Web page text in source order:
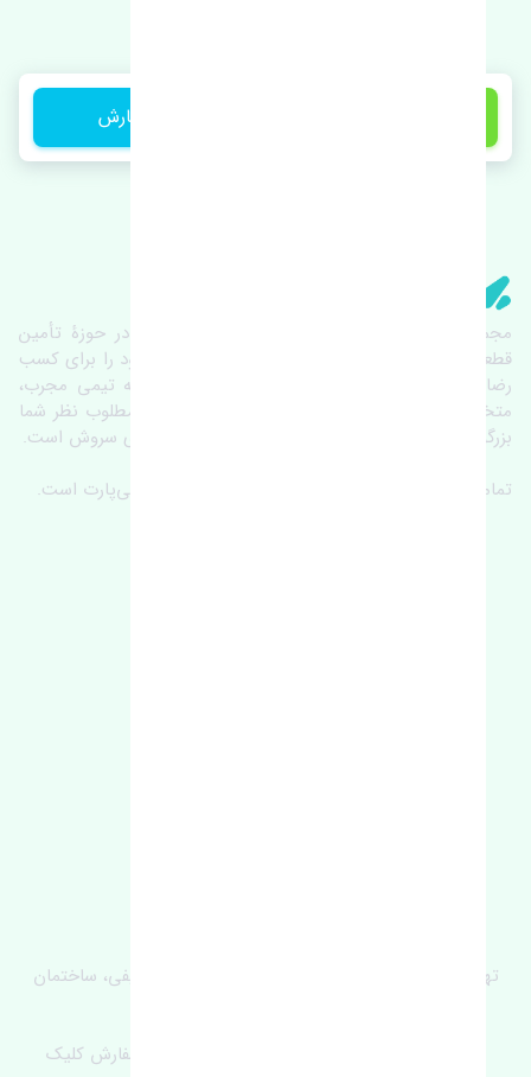
ثبت سفارش
مجموعۀ تنشی پارت از سال ١٣٩٣ فعالیت خود را در حوزۀ تأمین
قطعات خودرو آغاز نموده و در این بین تمام تلاش خود را برای کسب
رضایت مشتریان عزیز به‌کار برده است. این مجموعه تیمی مجرب،
متخصص و جوان را در کنار هم گردآورده تا خدمات مطلوب نظر شما
بزرگواران را ارائه نماید. تِنشی واژه‌ای ژاپنی و به معنای سروش است.
تمامی حقوق مادی و معنوی این سایت متعلق به تنشی‌پارت است.
تهران، چراغ برق، خیابان ملت، روبروی کوچۀ میرشریفی، ساختمان
برای اطلاع از موجودی و قیمت به روز روی ثبت سفارش کلیک